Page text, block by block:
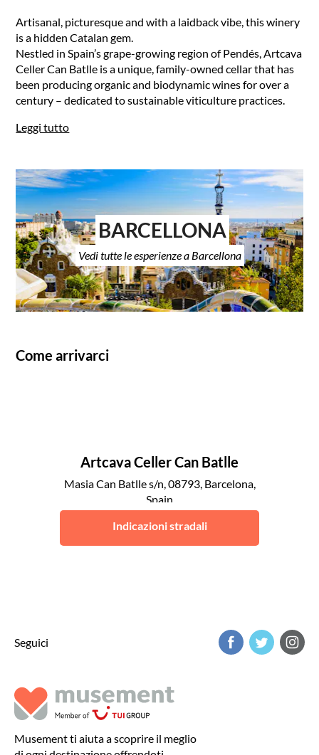
Artisanal, picturesque and with a laidback vibe, this winery
is a hidden Catalan gem.
Nestled in Spain’s grape-growing region of Pendés, Artcava
Celler Can Batlle is a unique, family-owned cellar that has
been producing organic and biodynamic wines for over a
century – dedicated to sustainable viticulture practices.
Leggi tutto
BARCELLONA
Vedi tutte le esperienze a Barcellona
Come arrivarci
Artcava Celler Can Batlle
Masia Can Batlle s/n, 08793, Barcelona,
Spain
Barcellona
Indicazioni stradali
Seguici
Musement ti aiuta a scoprire il meglio